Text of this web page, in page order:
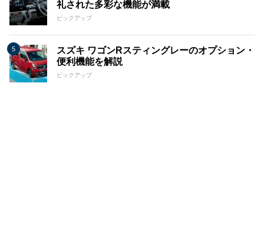
礼された多彩な機能が満載
ピックアップ
スズキ ワゴンRスティングレーのオプション・
便利機能を解説
ピックアップ